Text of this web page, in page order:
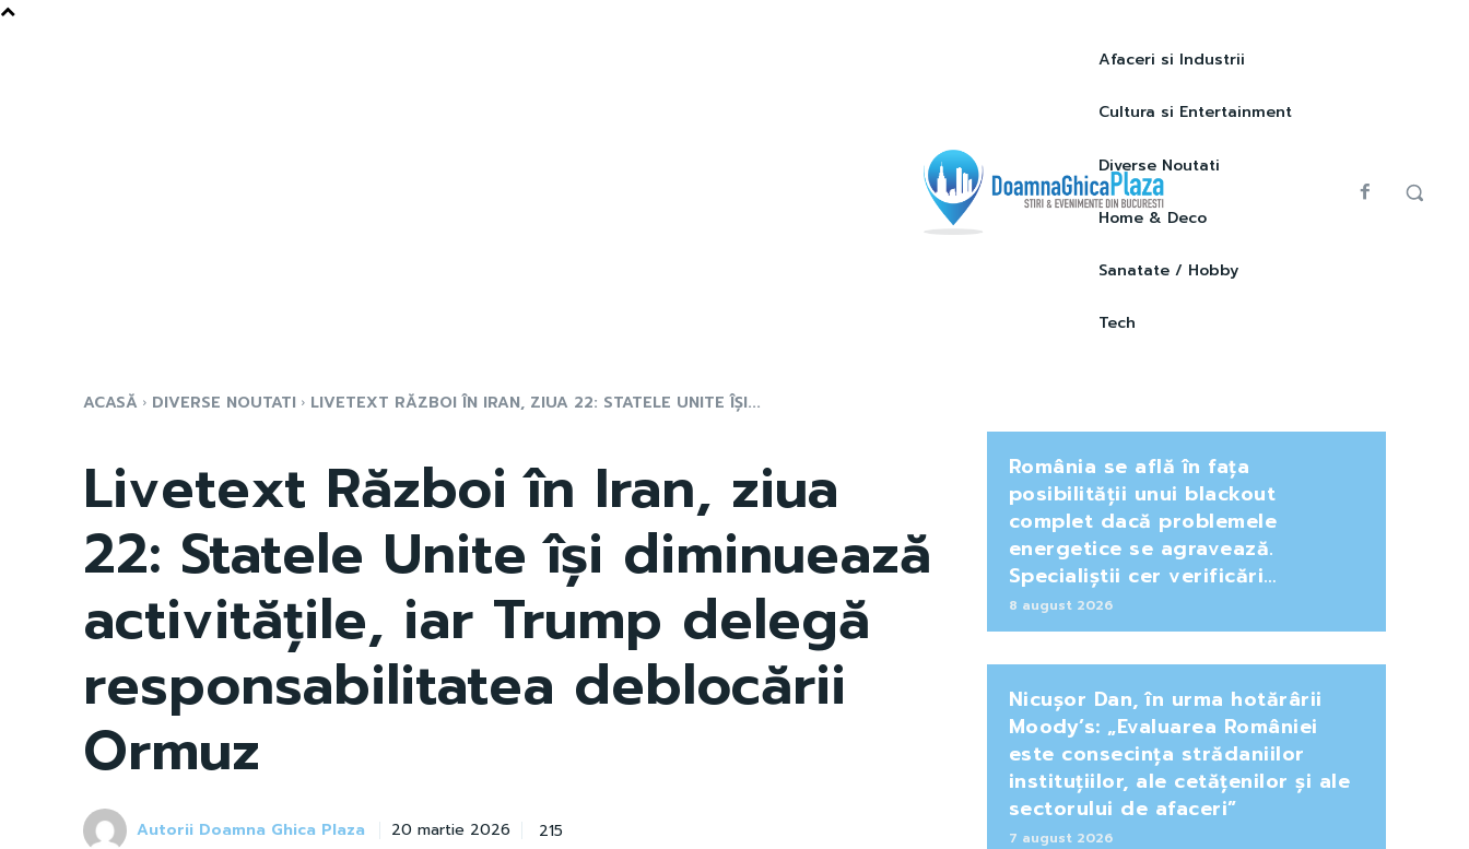
Afaceri si Industrii
Cultura si Entertainment
Diverse Noutati
Home & Deco
Sanatate / Hobby
Tech
ACASĂ DIVERSE NOUTATI LIVETEXT RĂZBOI ÎN IRAN, ZIUA 22: STATELE UNITE ÎȘI...
Livetext Război în Iran, ziua
22: Statele Unite își diminuează
activitățile, iar Trump delegă
responsabilitatea deblocării
Ormuz
Autorii Doamna Ghica Plaza 20 martie 2026 215
România se află în fața
posibilității unui blackout
complet dacă problemele
energetice se agravează.
Specialiștii cer verificări…
8 august 2026
Nicușor Dan, în urma hotărârii
Moody’s: „Evaluarea României
este consecința strădaniilor
instituțiilor, ale cetățenilor și ale
sectorului de afaceri”
7 august 2026